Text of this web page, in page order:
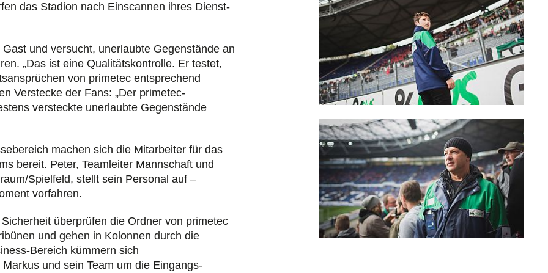
das Stadion nach Einscannen ihres Dienst­
und versucht, unerlaubte Gegenstände an
„Das ist eine Qualitätskontrolle. Er testet,
von primetec entsprechend
Verstecke der Fans: „Der primetec-
versteckte unerlaubte Gegenstände
machen sich die Mitarbeiter für das
bereit. Peter, Teamleiter Mannschaft und
Spielfeld, stellt sein Personal auf –
vorfahren.
überprüfen die Ordner von primetec
und gehen in Kolonnen durch die
Bereich kümmern sich
und sein Team um die Eingangs­